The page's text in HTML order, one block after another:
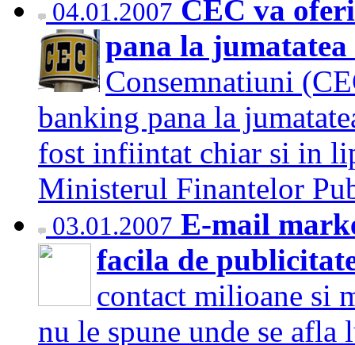
04.01.2007 CEC va
pana la
Consemnatiuni
banking pana la
fost infiintat chiar si in
Ministerul Finantelor
03.01.2007 E-mail
facila de
contact milioane si
nu le spune unde se